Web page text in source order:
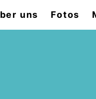
uns Fotos